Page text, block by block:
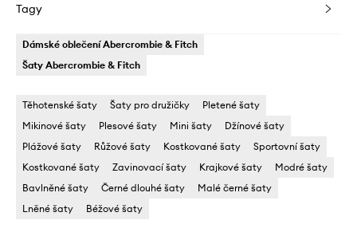
Tagy
Dámské oblečení Abercrombie & Fitch
Šaty Abercrombie & Fitch
Těhotenské šaty Šaty pro družičky
Pletené šaty
Mikinové šaty
Plesové šaty Mini šaty
Džínové šaty
Plážové šaty
Růžové šaty Kostkované šaty
Sportovní šaty
Kostkované šaty
Zavinovací šaty Krajkové šaty
Modré šaty
Bavlněné šaty
Černé dlouhé šaty
Malé černé šaty
Lněné šaty
Béžové šaty